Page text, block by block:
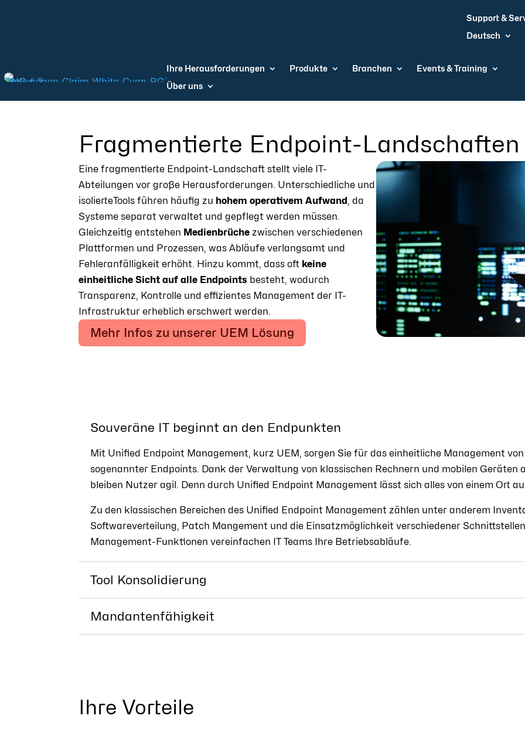
Support &
Deutsch
Ihre Herausforderungen Produkte Branchen
Events & Training
Über uns
Fragmentierte Endpoint-Landschaften
Eine fragmentierte Endpoint-Landschaft stellt viele IT-
Abteilungen vor große Herausforderungen. Unterschiedliche und
isolierteTools führen häufig zu hohem operativem Aufwand , da
Systeme separat verwaltet und gepflegt werden müssen.
Gleichzeitig entstehen Medienbrüche zwischen verschiedenen
Plattformen und Prozessen, was Abläufe verlangsamt und
Fehleranfälligkeit erhöht. Hinzu kommt, dass oft keine
einheitliche Sicht auf alle Endpoints besteht, wodurch
Transparenz, Kontrolle und effizientes Management der IT-
Infrastruktur erheblich erschwert werden.
Mehr Infos zu unserer UEM Lösung
Souveräne IT beginnt an den Endpunkten
Mit Unified Endpoint Management, kurz UEM, sorgen Sie für das einheitliche Management
sogenannter Endpoints. Dank der Verwaltung von klassischen Rechnern und mobilen
bleiben Nutzer agil. Denn durch Unified Endpoint Management lässt sich alles von einem Ort
Zu den klassischen Bereichen des Unified Endpoint Management zählen unter anderem
Softwareverteilung, Patch Mangement und die Einsatzmöglichkeit verschiedener
Management-Funktionen vereinfachen IT Teams Ihre Betriebsabläufe.
Tool Konsolidierung
Mandantenfähigkeit
Ihre Vorteile